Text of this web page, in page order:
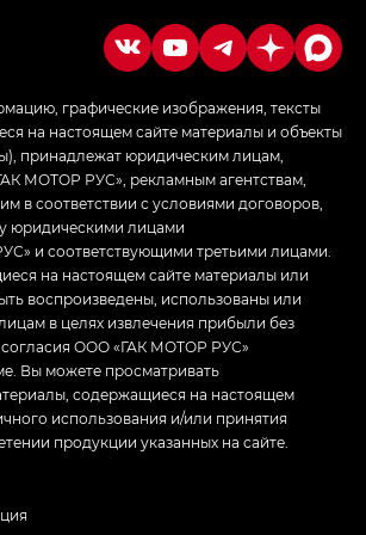
стиле — GL(S-Style)
графические изображения, тексты
на настоящем сайте материалы и объекты
принадлежат юридическим лицам,
МОТОР РУС», рекламным агентствам,
в соответствии с условиями договоров,
юридическими лицами
и соответствующими третьими лицами.
на настоящем сайте материалы или
воспроизведены, использованы или
в целях извлечения прибыли без
согласия ООО «ГАК МОТОР РУС»
Вы можете просматривать
содержащиеся на настоящем
использования и/или принятия
продукции указанных на сайте.